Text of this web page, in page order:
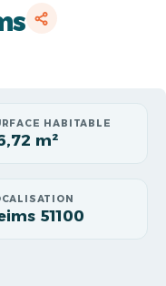
HABITABLE
m²
51100